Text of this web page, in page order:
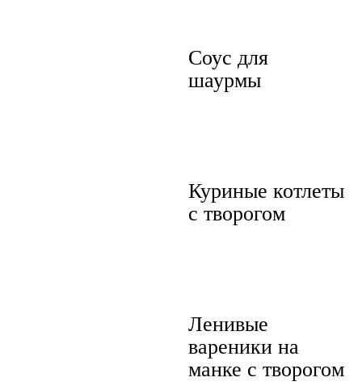
Соус для
шаурмы
Куриные котлеты
с творогом
Ленивые
вареники на
манке с творогом